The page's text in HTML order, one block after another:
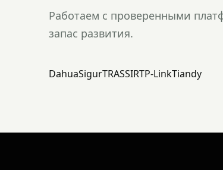
Работаем с проверенными
запас развития.
DahuaSigurTRASSIRTP-LinkTiandy